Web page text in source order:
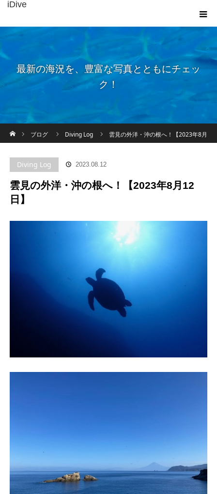
iDive
最新の海況を、豊富な写真とともにチェッ
ク！
ブログ
Diving Log 雲見の外洋・沖の根へ！【2023年8月
Diving Log 2023.08.12
雲見の外洋・沖の根へ！【2023年8月12
日】